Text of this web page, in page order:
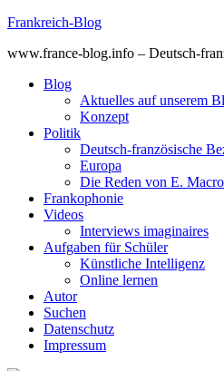
Skip
content
Frankreich-Blog
www.france-blog.info – Deutsch-
Blog
Aktuelles auf unserem
Konzept
Politik
Deutsch-französische
Europa
Die Reden von E.
Frankophonie
Videos
Interviews imaginaires
Aufgaben für Schüler
Künstliche Intelligenz
Online lernen
Autor
Suchen
Datenschutz
Impressum